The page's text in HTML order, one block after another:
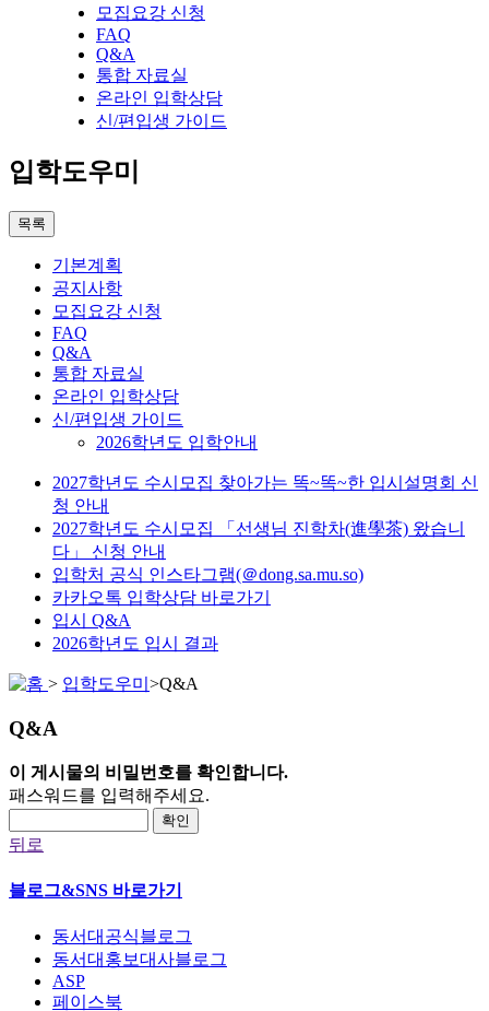
모집요강 신청
FAQ
Q&A
통합 자료실
온라인 입학상담
신/편입생 가이드
입학도우미
목록
기본계획
공지사항
모집요강 신청
FAQ
Q&A
통합 자료실
온라인 입학상담
신/편입생 가이드
2026학년도 입학안내
2027학년도 수시모집 찾아가는 똑~똑~한 입시설명회 신
청 안내
2027학년도 수시모집 「선생님 진학차(進學茶) 왔습니
다」 신청 안내
입학처 공식 인스타그램(＠dong.sa.mu.so)
카카오톡 입학상담 바로가기
입시 Q&A
2026학년도 입시 결과
> 입학도우미 >Q&A
Q&A
이 게시물의 비밀번호를 확인합니다.
패스워드를 입력해주세요.
확인
뒤로
블로그&SNS 바로가기
동서대공식블로그
동서대홍보대사블로그
ASP
페이스북